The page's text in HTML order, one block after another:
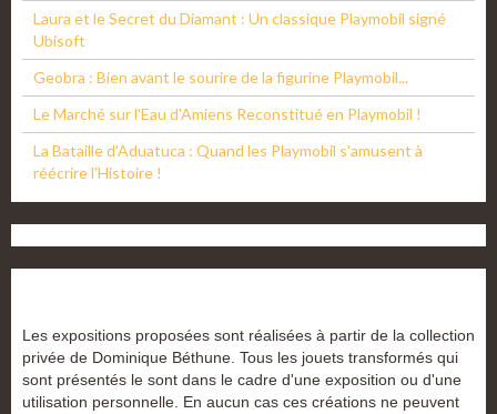
Laura et le Secret du Diamant : Un classique Playmobil signé
Ubisoft
Geobra : Bien avant le sourire de la figurine Playmobil...
Le Marché sur l'Eau d'Amiens Reconstitué en Playmobil !
La Bataille d'Aduatuca : Quand les Playmobil s'amusent à
réécrire l'Histoire !
Les expositions proposées sont réalisées à partir de la collection
privée de Dominique Béthune. Tous les jouets transformés qui
sont présentés le sont dans le cadre d'une exposition ou d'une
utilisation personnelle. En aucun cas ces créations ne peuvent